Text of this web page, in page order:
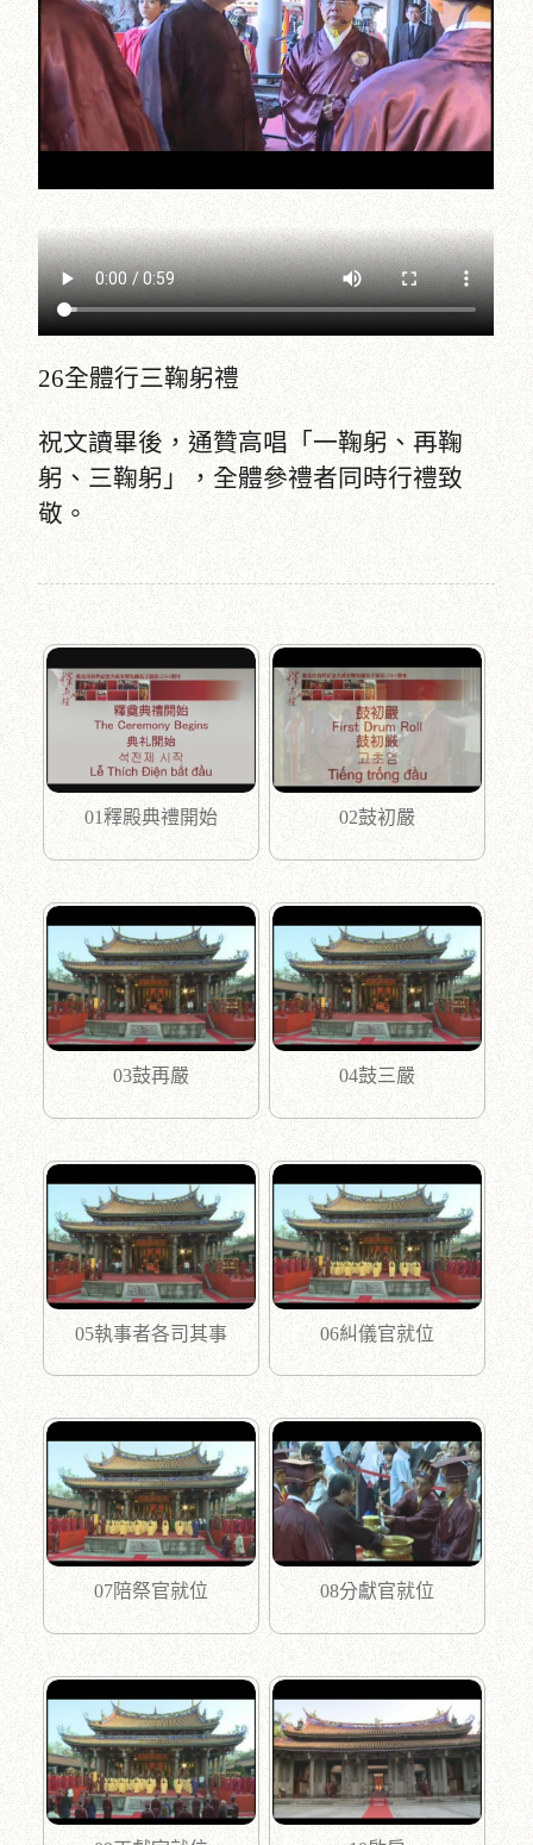
26全體行三鞠躬禮
祝文讀畢後，通贊高唱「一鞠躬、再鞠
躬、三鞠躬」，全體參禮者同時行禮致
敬。
01釋殿典禮開始 02鼓初嚴
03鼓再嚴 04鼓三嚴
05執事者各司其事 06糾儀官就位
07陪祭官就位 08分獻官就位